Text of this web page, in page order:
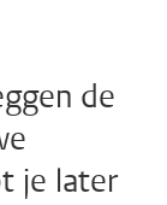
de
je later